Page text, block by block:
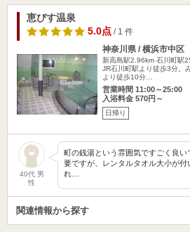
恵びす温泉
5.0点/ 1 件
神奈川県 / 横浜市中区
新高島駅2.96km 石川町駅
JR石川町駅より徒歩3分
より徒歩10分…
営業時間 11:00～25:00
入浴料金 570円～
日帰り
40代 男
性
町の銭湯という雰囲気ですごく良
要ですが、レンタルタオル大小が
れ…
関連情報から探す